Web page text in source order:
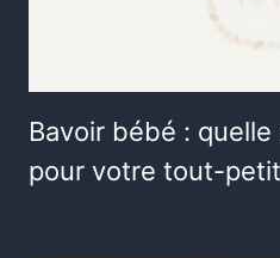
Bavoir bébé :
pour votre tout-